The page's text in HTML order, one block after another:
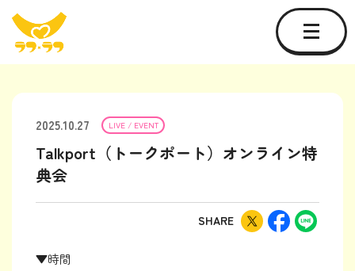
2025.10.27 LIVE / EVENT
Talkport（トークポート）オンライン特
典会
SHARE
▼時間